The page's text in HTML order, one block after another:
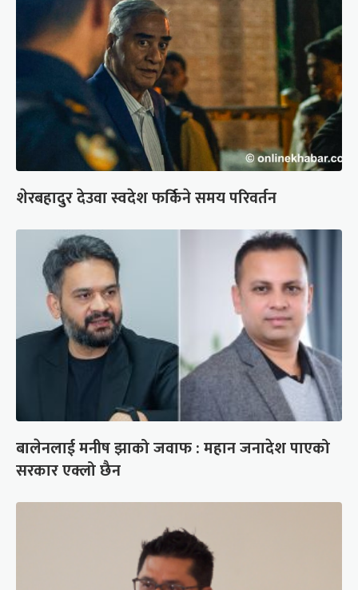
शेरबहादुर देउवा स्वदेश फर्किने समय परिवर्तन
बालेनलाई मनीष झाको जवाफ : महान जनादेश पाएको
सरकार एक्लो छैन